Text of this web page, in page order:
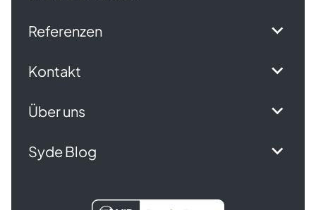
Referenzen
Kontakt
Über uns
Syde Blog